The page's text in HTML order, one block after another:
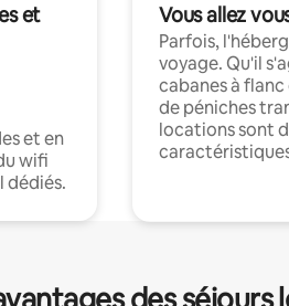
et
et en
wifi
dédiés.
Vous allez
Parfois,
voyage. Qu'il
cabanes à
de péniches
locations sont